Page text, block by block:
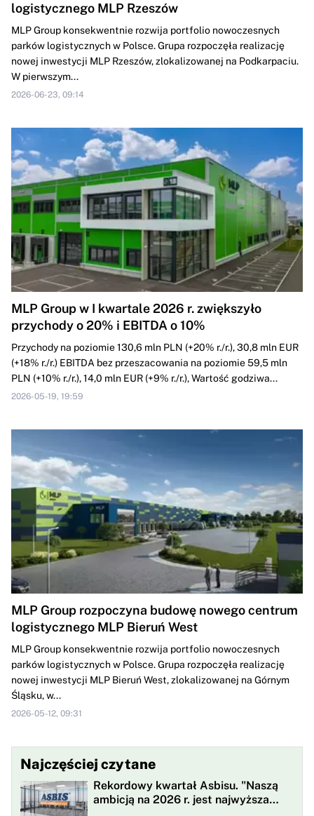
logistycznego MLP Rzeszów
MLP Group konsekwentnie rozwija portfolio nowoczesnych
parków logistycznych w Polsce. Grupa rozpoczęła realizację
nowej inwestycji MLP Rzeszów, zlokalizowanej na Podkarpaciu.
W pierwszym...
2026-06-23, 09:14
MLP Group w I kwartale 2026 r. zwiększyło
przychody o 20% i EBITDA o 10%
Przychody na poziomie 130,6 mln PLN (+20% r./r.), 30,8 mln EUR
(+18% r./r.) EBITDA bez przeszacowania na poziomie 59,5 mln
PLN (+10% r./r.), 14,0 mln EUR (+9% r./r.), Wartość godziwa...
2026-05-19, 19:59
MLP Group rozpoczyna budowę nowego centrum
logistycznego MLP Bieruń West
MLP Group konsekwentnie rozwija portfolio nowoczesnych
parków logistycznych w Polsce. Grupa rozpoczęła realizację
nowej inwestycji MLP Bieruń West, zlokalizowanej na Górnym
Śląsku, w...
2026-05-12, 09:31
Najczęściej czytane
Rekordowy kwartał Asbisu. "Naszą
ambicją na 2026 r. jest najwyższa